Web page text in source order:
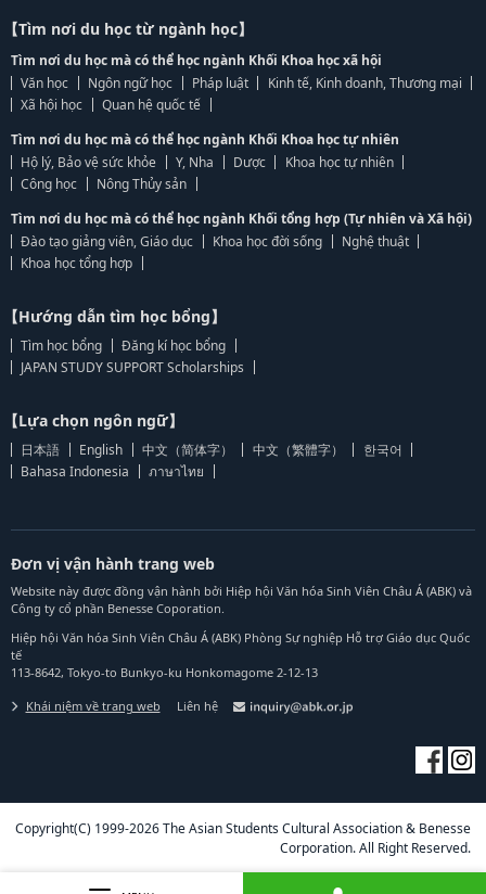
【Tìm nơi du học từ ngành học】
Tìm nơi du học mà có thể học ngành Khối Khoa học xã hội
Văn học
Ngôn ngữ học Pháp luật
Kinh tế, Kinh doanh, Thương mại
Xã hội học
Quan hệ quốc tế
Tìm nơi du học mà có thể học ngành Khối Khoa học tự nhiên
Hộ lý, Bảo vệ sức khỏe
Y, Nha Dược
Khoa học tự nhiên
Công học
Nông Thủy sản
Tìm nơi du học mà có thể học ngành Khối tổng hợp (Tự nhiên và Xã hội)
Đào tạo giảng viên, Giáo dục
Khoa học đời sống
Nghệ thuật
Khoa học tổng hợp
【Hướng dẫn tìm học bổng】
Tìm học bổng
Đăng kí học bổng
JAPAN STUDY SUPPORT Scholarships
【Lựa chọn ngôn ngữ】
日本語 English 中文（简体字） 中文（繁體字）
한국어
Bahasa Indonesia
ภาษาไทย
Đơn vị vận hành trang web
Website này được đồng vận hành bởi Hiệp hội Văn hóa Sinh Viên Châu Á (ABK) và
Công ty cổ phần Benesse Coporation.
Hiệp hội Văn hóa Sinh Viên Châu Á (ABK) Phòng Sự nghiệp Hỗ trợ Giáo dục Quốc
tế
113-8642, Tokyo-to Bunkyo-ku Honkomagome 2-12-13
Khái niệm về trang web Liên hệ
Copyright(C) 1999-2026 The Asian Students Cultural Association & Benesse
Corporation. All Right Reserved.